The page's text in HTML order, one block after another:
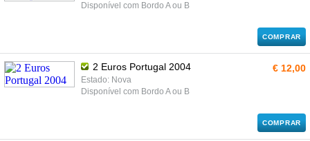
Disponível com Bordo A ou B
COMPRAR
2 Euros Portugal 2004
Estado: Nova
Disponível com Bordo A ou B
€ 12,00
COMPRAR